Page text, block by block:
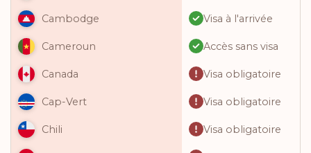
Cambodge Visa à l'arrivée
Cameroun Accès sans visa
Canada Visa obligatoire
Cap-Vert Visa obligatoire
Chili Visa obligatoire